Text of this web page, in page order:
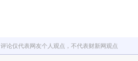
评论仅代表网友个人观点，不代表财新网观点